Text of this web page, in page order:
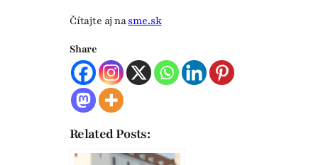
Čítajte aj nasme.sk
Share
Related Posts: